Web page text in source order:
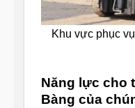
Khu vực phục
Năng lực cho
Bàng của